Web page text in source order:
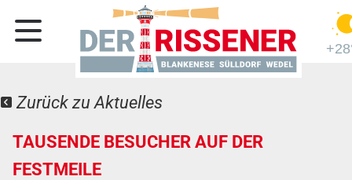
Zurück zu Aktuelles
TAUSENDE BESUCHER AUF DER
FESTMEILE